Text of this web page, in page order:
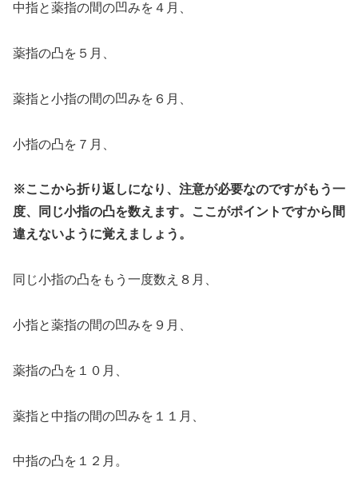
中指と薬指の間の凹みを４月、
薬指の凸を５月、
薬指と小指の間の凹みを６月、
小指の凸を７月、
※ここから折り返しになり、 注意が必要なのですがもう一
度、
同じ小指の凸を数えます。ここがポイントですから間
違えないように覚えましょう。
同じ小指の凸をもう一度数え８月、
小指と薬指の間の凹みを９月、
薬指の凸を１０月、
薬指と中指の間の凹みを１１月、
中指の凸を１２月。